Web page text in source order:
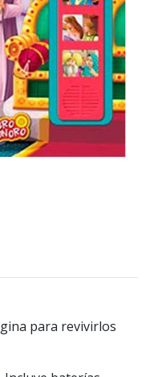
para revivirlos